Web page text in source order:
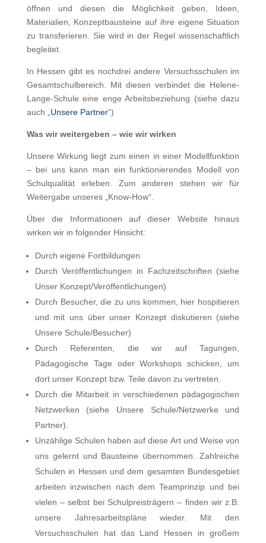
öffnen und diesen die Möglichkeit geben, Ideen,
Materialien, Konzeptbausteine auf ihre eigene Situation
zu transferieren. Sie wird in der Regel wissenschaftlich
begleitet.
In Hessen gibt es nochdrei andere Versuchsschulen im
Gesamtschulbereich. Mit diesen verbindet die Helene-
Lange-Schule eine enge Arbeitsbeziehung (siehe dazu
auch „ Unsere Partner“)
Was wir weitergeben – wie wir wirken
Unsere Wirkung liegt zum einen in einer Modellfunktion
– bei uns kann man ein funktionierendes Modell von
Schulqualität erleben. Zum anderen stehen wir für
Weitergabe unseres „Know-How“.
Über die Informationen auf dieser Website hinaus
wirken wir in folgender Hinsicht:
Durch eigene Fortbildungen
Durch Veröffentlichungen in Fachzeitschriften (siehe
Unser Konzept/Veröffentlichungen)
Durch Besucher, die zu uns kommen, hier hospitieren
und mit uns über unser Konzept diskutieren (siehe
Unsere Schule/Besucher)
Durch Referenten, die wir auf Tagungen,
Pädagogische Tage oder Workshops schicken, um
dort unser Konzept bzw. Teile davon zu vertreten.
Durch die Mitarbeit in verschiedenen pädagogischen
Netzwerken (siehe Unsere Schule/Netzwerke und
Partner).
Unzählige Schulen haben auf diese Art und Weise von
uns gelernt und Bausteine übernommen. Zahlreiche
Schulen in Hessen und dem gesamten Bundesgebiet
arbeiten inzwischen nach dem Teamprinzip und bei
vielen – selbst bei Schulpreisträgern – finden wir z.B.
unsere Jahresarbeitspläne wieder. Mit den
Versuchsschulen hat das Land Hessen in großem